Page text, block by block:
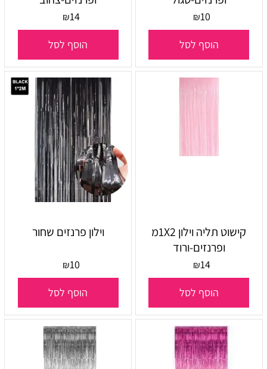
₪10
הוסף לסל
₪14
הוסף לסל
קישוט תליה וילון 1X2מ
ופרנזים-ורוד
₪14
הוסף לסל
וילון פרנזים שחור
₪10
הוסף לסל